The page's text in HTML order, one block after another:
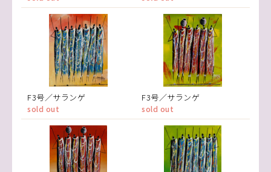
F3号／サランゲ
sold out
F3号／サランゲ
sold out